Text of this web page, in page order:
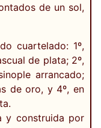
de un sol,
cuartelado: 1º,
de plata; 2º,
arrancado;
de oro, y 4º, en
y construida por